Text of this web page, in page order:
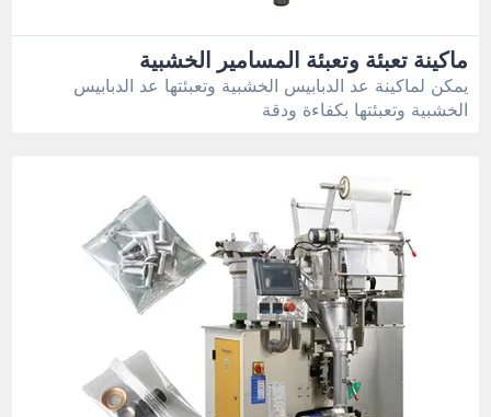
ماكينة تعبئة وتعبئة المسامير الخشبية
يمكن لماكينة عد الدبابيس الخشبية وتعبئتها عد الدبابيس
الخشبية وتعبئتها بكفاءة ودقة